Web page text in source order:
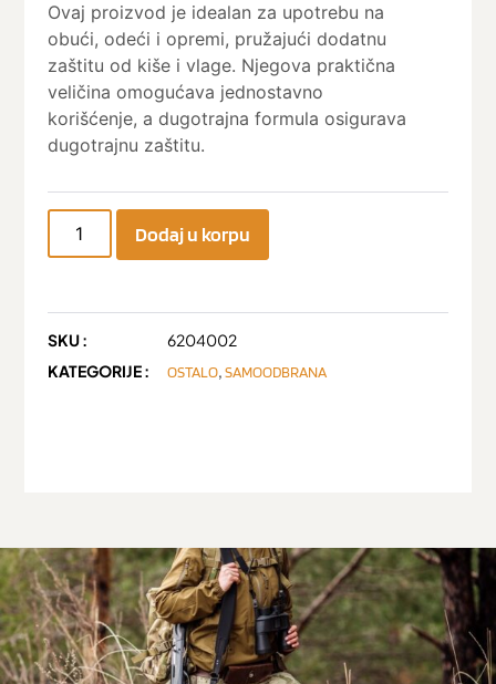
Ovaj proizvod je idealan za upotrebu na
obući, odeći i opremi, pružajući dodatnu
zaštitu od kiše i vlage. Njegova praktična
veličina omogućava jednostavno
korišćenje, a dugotrajna formula osigurava
dugotrajnu zaštitu.
Dodaj u korpu
SKU :
6204002
KATEGORIJE :
OSTALO,SAMOODBRANA